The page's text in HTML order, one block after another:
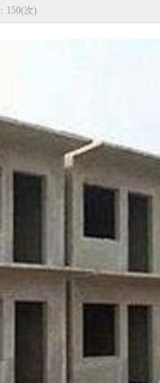
150(次)